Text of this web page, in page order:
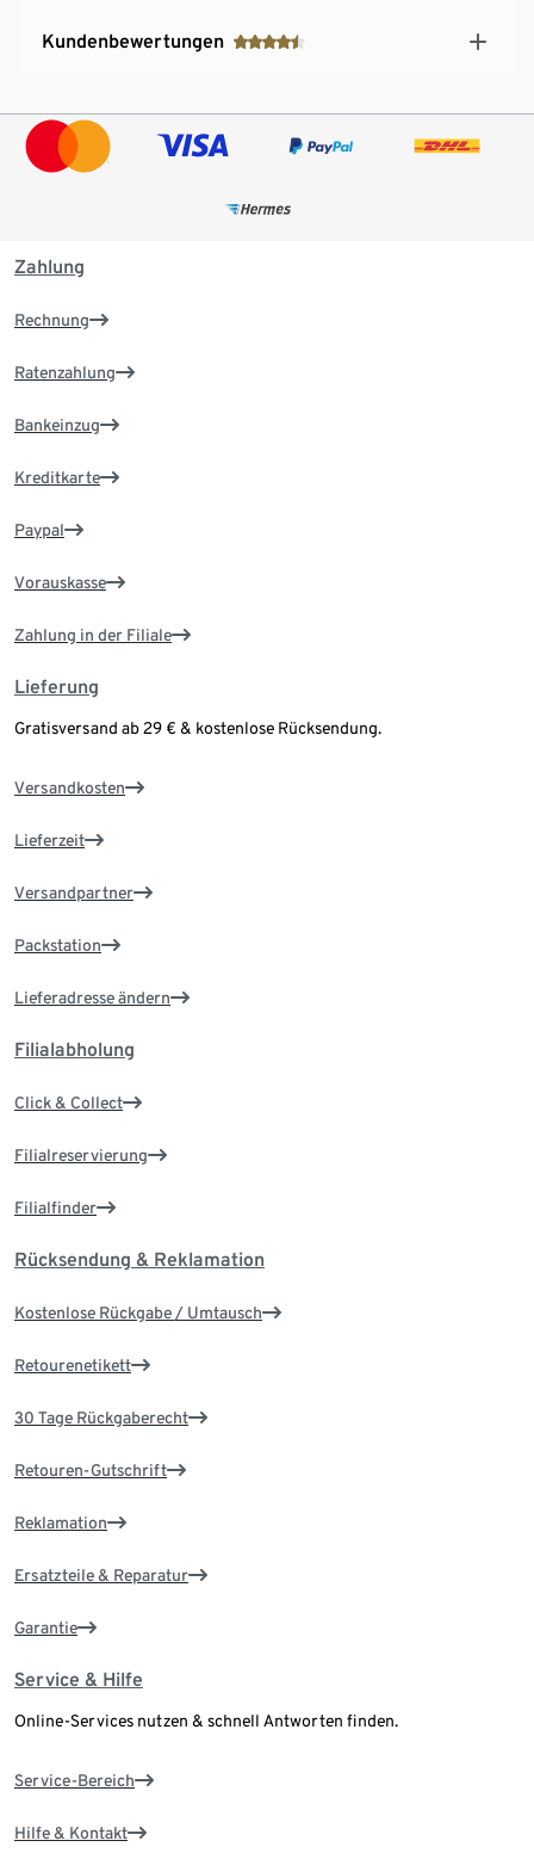
Kundenbewertungen
Zahlung
Rechnung
Ratenzahlung
Bankeinzug
Kreditkarte
Paypal
Vorauskasse
Zahlung in der Filiale
Lieferung
Gratisversand ab 29 € & kostenlose Rücksendung.
Versandkosten
Lieferzeit
Versandpartner
Packstation
Lieferadresse ändern
Filialabholung
Click & Collect
Filialreservierung
Filialfinder
Rücksendung & Reklamation
Kostenlose Rückgabe / Umtausch
Retourenetikett
30 Tage Rückgaberecht
Retouren-Gutschrift
Reklamation
Ersatzteile & Reparatur
Garantie
Service & Hilfe
Online-Services nutzen & schnell Antworten finden.
Service-Bereich
Hilfe & Kontakt